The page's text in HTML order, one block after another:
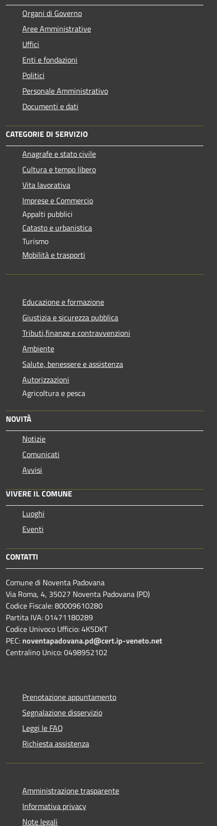
Organi di Governo
Aree Amministrative
Uffici
Enti e fondazioni
Politici
Personale Amministrativo
Documenti e dati
CATEGORIE DI SERVIZIO
Anagrafe e stato civile
Cultura e tempo libero
Vita lavorativa
Imprese e Commercio
Appalti pubblici
Catasto e urbanistica
Turismo
Mobilità e trasporti
Educazione e formazione
Giustizia e sicurezza pubblica
Tributi,finanze e contravvenzioni
Ambiente
Salute, benessere e assistenza
Autorizzazioni
Agricoltura e pesca
NOVITÀ
Notizie
Comunicati
Avvisi
VIVERE IL COMUNE
Luoghi
Eventi
CONTATTI
Comune di Noventa Padovana
Via Roma, 4, 35027 Noventa Padovana (PD)
Codice Fiscale: 80009610280
Partita IVA: 01471180289
Codice Univoco Ufficio: 4K5DKT
PEC: noventapadovana.pd@cert.ip-veneto.net
Centralino Unico: 0498952102
Prenotazione appuntamento
Segnalazione disservizio
Leggi le FAQ
Richiesta assistenza
Amministrazione trasparente
Informativa privacy
Note legali